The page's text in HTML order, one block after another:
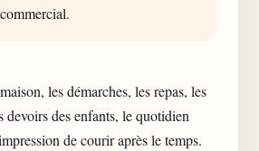
les démarches, les repas, les
devoirs des enfants, le quotidien
de courir après le temps.